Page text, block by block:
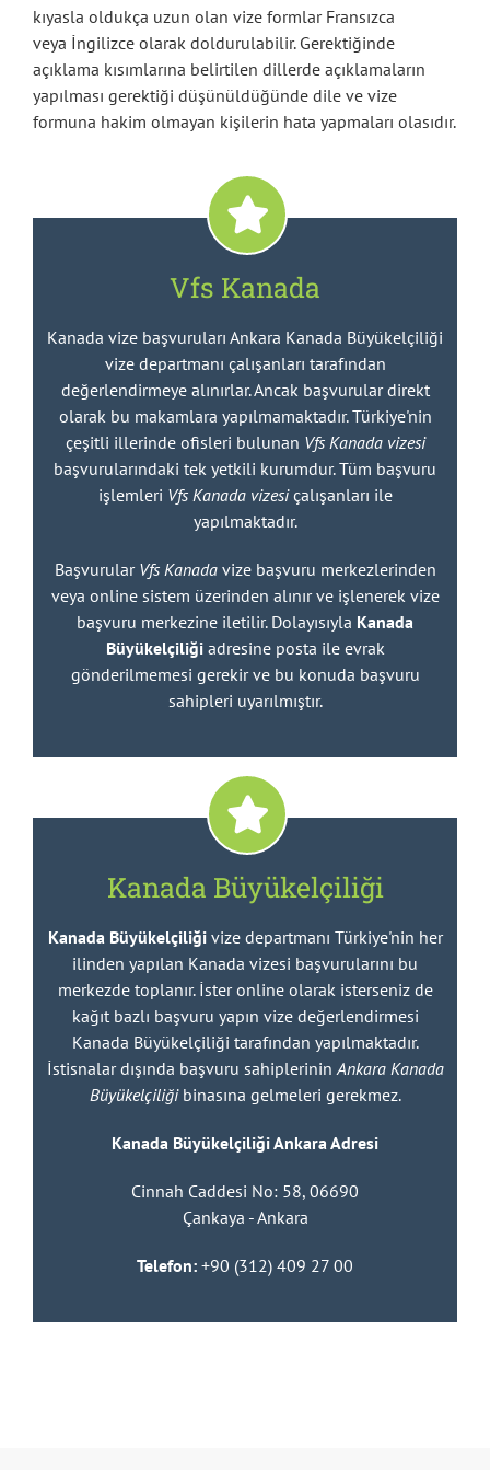
kıyasla oldukça uzun olan vize formlar Fransızca
veya İngilizce olarak doldurulabilir. Gerektiğinde
açıklama kısımlarına belirtilen dillerde açıklamaların
yapılması gerektiği düşünüldüğünde dile ve vize
formuna hakim olmayan kişilerin hata yapmaları olasıdır.
Vfs Kanada
Kanada vize başvuruları Ankara Kanada Büyükelçiliği
vize departmanı çalışanları tarafından
değerlendirmeye alınırlar. Ancak başvurular direkt
olarak bu makamlara yapılmamaktadır. Türkiye'nin
çeşitli illerinde ofisleri bulunan Vfs Kanada vizesi
başvurularındaki tek yetkili kurumdur. Tüm başvuru
işlemleri Vfs Kanada vizesiçalışanları ile
yapılmaktadır.
Başvurular Vfs Kanadavize başvuru merkezlerinden
veya online sistem üzerinden alınır ve işlenerek vize
başvuru merkezine iletilir. Dolayısıyla Kanada
Büyükelçiliğiadresine posta ile evrak
gönderilmemesi gerekir ve bu konuda başvuru
sahipleri uyarılmıştır.
Kanada Büyükelçiliği
Kanada Büyükelçiliği vize departmanı Türkiye'nin her
ilinden yapılan Kanada vizesi başvurularını bu
merkezde toplanır. İster online olarak isterseniz de
kağıt bazlı başvuru yapın vize değerlendirmesi
Kanada Büyükelçiliği tarafından yapılmaktadır.
İstisnalar dışında başvuru sahiplerininAnkara Kanada
Büyükelçiliğibinasına gelmeleri gerekmez.
Kanada Büyükelçiliği Ankara Adresi
Cinnah Caddesi No: 58, 06690
Çankaya - Ankara
Telefon: +90 (312) 409 27 00